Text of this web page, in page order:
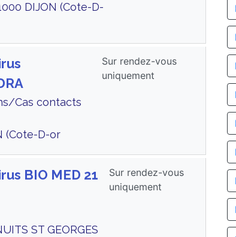
DIJON (Cote-D-
Cas contacts
(Cote-D-or
Sur rendez-vous
uniquement
BIO MED 21
ST GEORGES
Sur rendez-vous
uniquement